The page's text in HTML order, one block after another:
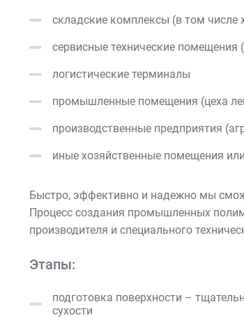
складские комплексы (в том числе
сервисные технические помещения
логистические терминалы
промышленные помещения (цеха
производственные предприятия
иные хозяйственные помещения
Быстро, эффективно и надежно мы
Процесс создания промышленных
производителя и специального
Этапы:
подготовка поверхности –
сухости